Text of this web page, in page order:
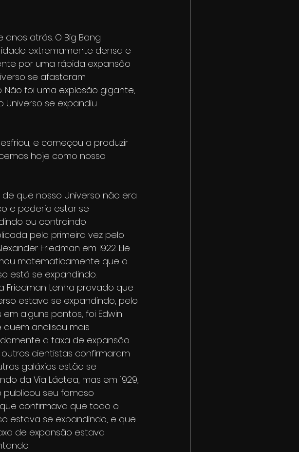
anos atrás. O Big Bang
extremamente densa e
por uma rápida expansão
se afastaram
Não foi uma explosão gigante,
se expandiu
e começou a produzir
hoje como nosso
de que nosso Universo não era
e poderia estar se
ou contraindo
pela primeira vez pelo
Friedman em 1922. Ele
matematicamente que o
está se expandindo.
Friedman tenha provado que
estava se expandindo, pelo
em alguns pontos, foi Edwin
quem analisou mais
a taxa de expansão.
outros cientistas confirmaram
galáxias estão se
da Via Láctea, mas em 1929,
publicou seu famoso
confirmava que todo o
estava se expandindo, e que
de expansão estava